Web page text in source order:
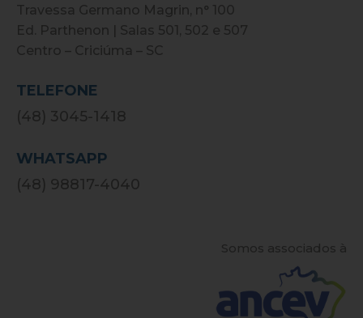
Travessa Germano Magrin, n° 100
Ed. Parthenon | Salas 501, 502 e 507
Centro – Criciúma – SC
TELEFONE
(48) 3045-1418
WHATSAPP
(48) 98817-4040
Somos associados à